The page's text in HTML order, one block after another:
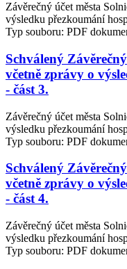
Závěrečný účet města
výsledku přezkoumání
Typ souboru: PDF
Schválený
včetně zprávy o
- část 3.
Závěrečný účet města
výsledku přezkoumání
Typ souboru: PDF
Schválený
včetně zprávy o
- část 4.
Závěrečný účet města
výsledku přezkoumání
Typ souboru: PDF